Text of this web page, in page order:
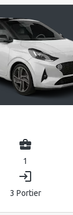
business_center
1
login
3 Portier